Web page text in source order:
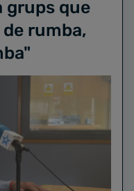
grups que
rumba,